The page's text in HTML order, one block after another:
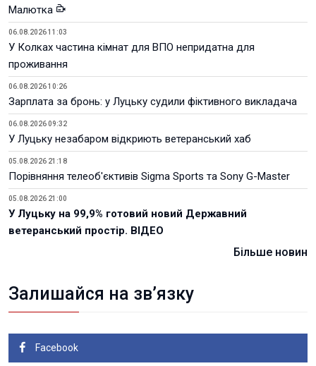
Малютка
06.08.2026 11:03
У Колках частина кімнат для ВПО непридатна для
проживання
06.08.2026 10:26
Зарплата за бронь: у Луцьку судили фіктивного викладача
06.08.2026 09:32
У Луцьку незабаром відкриють ветеранський хаб
05.08.2026 21:18
Порівняння телеоб'єктивів Sigma Sports та Sony G-Master
05.08.2026 21:00
У Луцьку на 99,9% готовий новий Державний
ветеранський простір. ВІДЕО
Більше новин
Залишайся на зв’язку
Facebook